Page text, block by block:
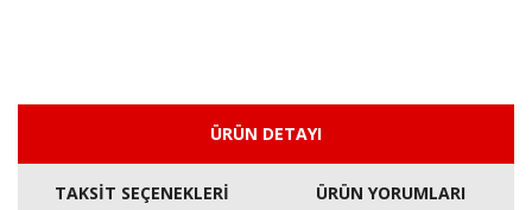
ÜRÜN DETAYI
TAKSİT SEÇENEKLERİ ÜRÜN YORUMLARI